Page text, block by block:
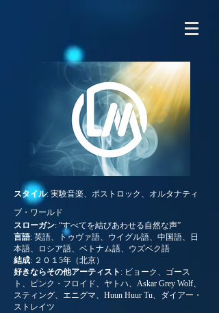
スタイル: 実験音楽、ポストロック、オルタナティ
ブ・ワールド
スローガン: “すべてを結びあわせる自然な声”
言語: 英語、トゥヴァ語、ウイグル語、中国語、日
本語、ロシア語、ベトナム語、ウズベク語
結成: ２０１5年（北京）
好きならその他アーティスト : ビョーク、ゴース
ト、ピンク・フロイド、ヤトハ、Askar Grey Wolf、
スティング、エニグマ、Huun Huur Tu、ダイアー・
ストレイツ